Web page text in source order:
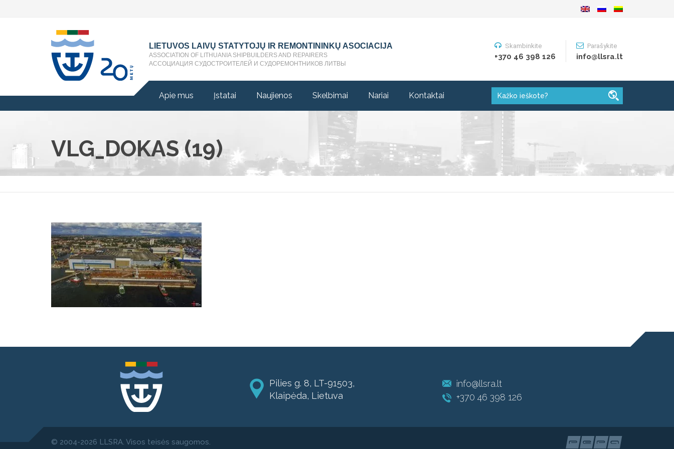
LIETUVOS LAIVŲ STATYTOJŲ IR REMONTININKŲ ASOCIACIJA
ASSOCIATION OF LITHUANIA SHIPBUILDERS AND REPAIRERS
АССОЦИАЦИЯ СУДОСТРОИТЕЛЕЙ И СУДОРЕМОНТНИКОВ ЛИТВЫ
Skambinkite
+370 46 398 126
Parašykite
info@llsra.lt
Apie mus Įstatai Naujienos Skelbimai Nariai Kontaktai
VLG_DOKAS (19)
Pilies g. 8, LT-91503,
Klaipėda, Lietuva
info@llsra.lt
+370 46 398 126
© 2004-2026 LLSRA. Visos teisės saugomos.